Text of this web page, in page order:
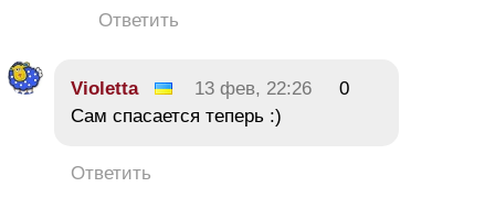
Ответить
Violetta 13 фев, 22:26
0
Сам спасается теперь :)
Ответить